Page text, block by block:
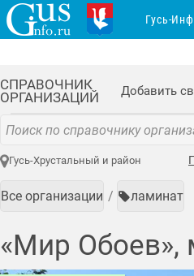
СПРАВОЧНИК
ОРГАНИЗАЦИЙ
Добавить
Гусь-Хрустальный и район
Все организации ламинат
«Мир Обоев»,
Гусь-